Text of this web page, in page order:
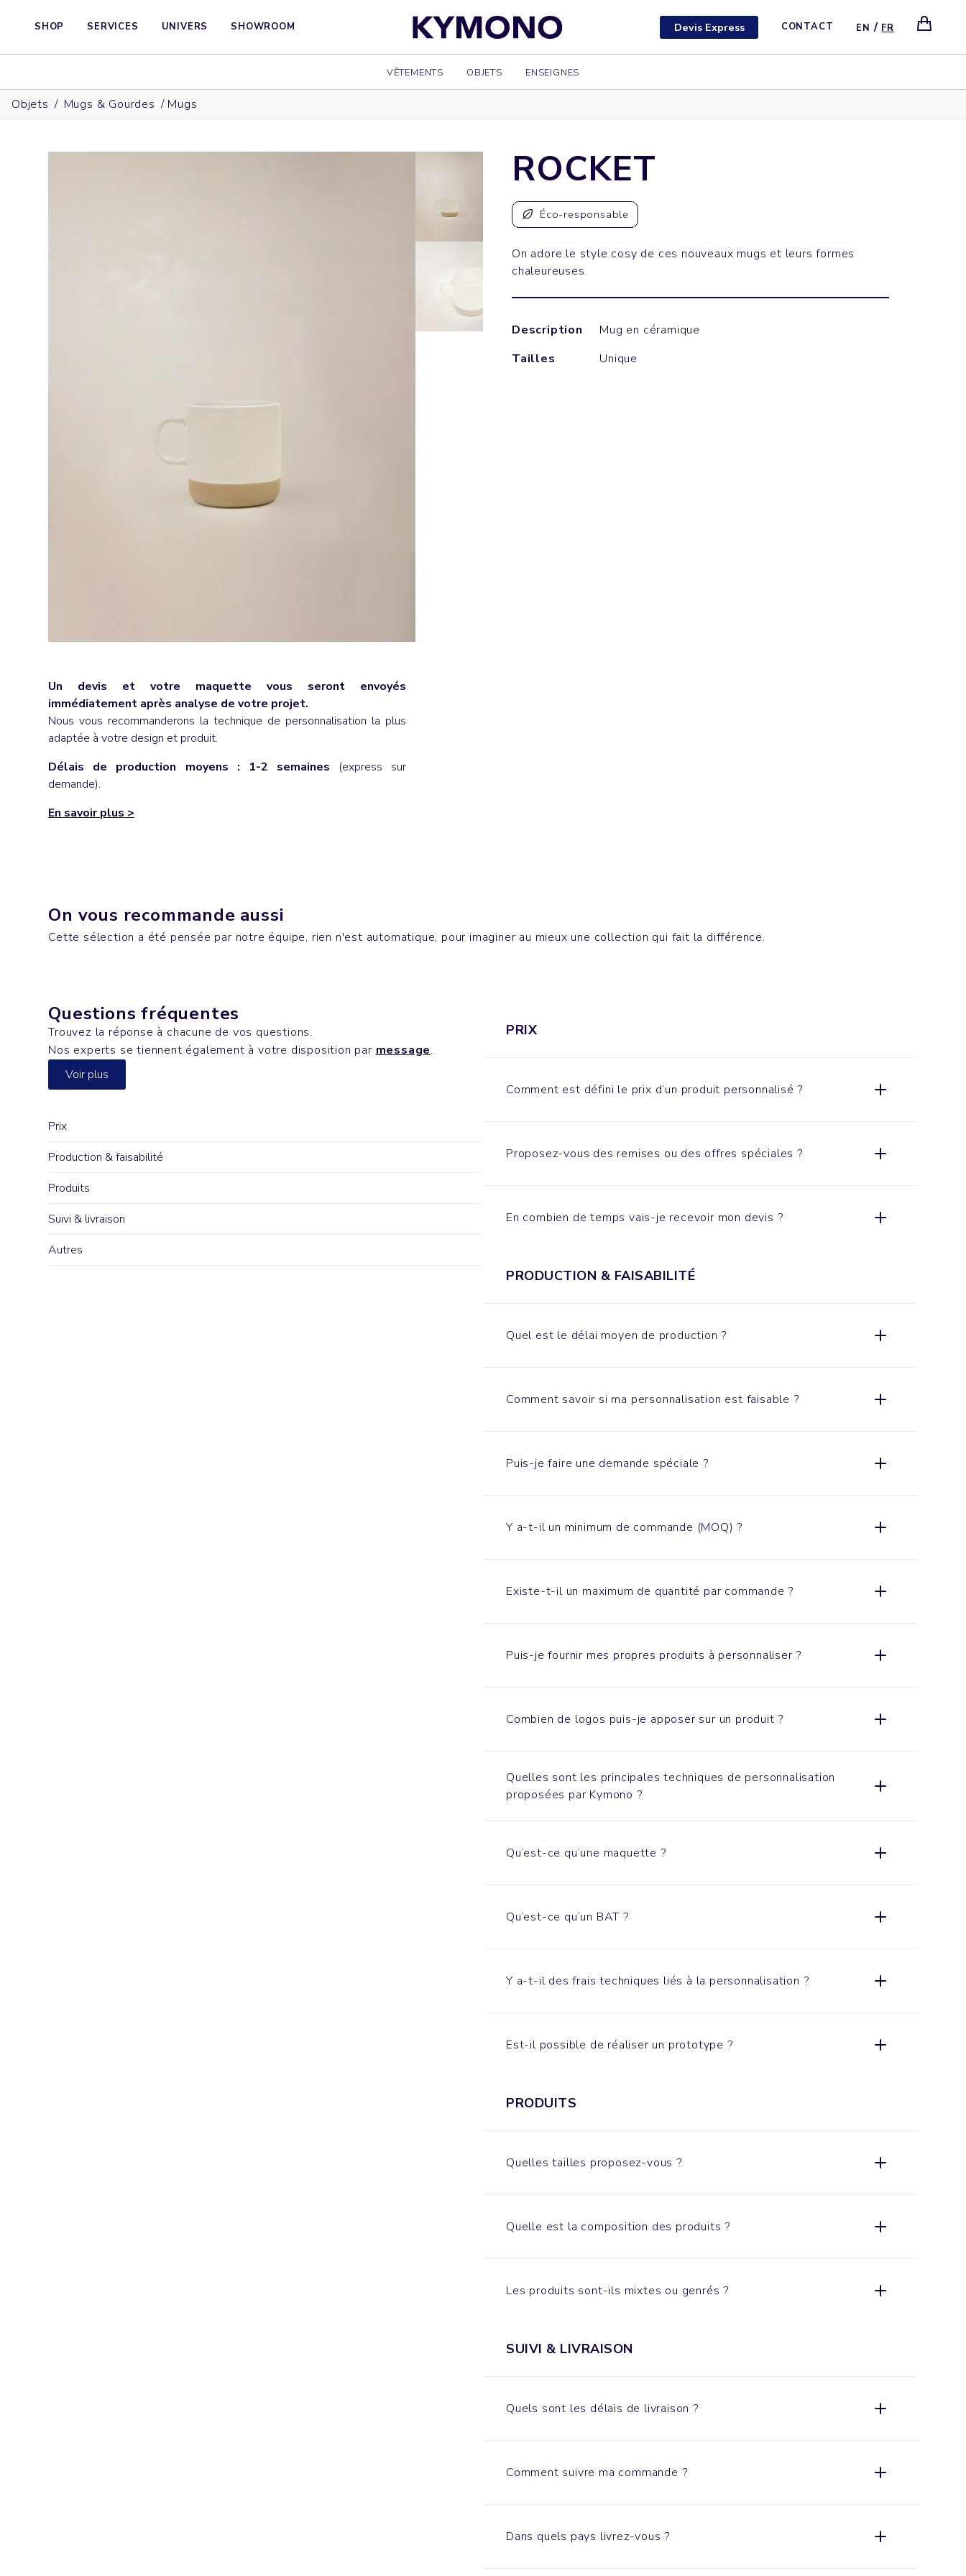
SHOP SERVICES UNIVERS SHOWROOM Devis Express CONTACT EN / FR
VÊTEMENTS OBJETS ENSEIGNES
Objets / Mugs & Gourdes / Mugs
Un devis et votre maquette vous seront envoyés
immédiatement après analyse de votre projet.
Nous vous recommanderons la technique de personnalisation la plus
adaptée à votre design et produit.
Délais de production moyens : 1-2 semaines
(express sur
demande).
En savoir plus >
ROCKET
Éco-responsable
On adore le style cosy de ces nouveaux mugs et leurs formes
chaleureuses.
Description
Mug en céramique
Tailles
Unique
On vous recommande aussi
Cette sélection a été pensée par notre équipe, rien n'est automatique, pour imaginer au mieux une collection qui fait la différence.
Bureau
MOBB DEEP
Sacs
SHOPPING BAG
Questions fréquentes
Trouvez la réponse à chacune de vos questions.
Nos experts se tiennent également à votre disposition par message.
Voir plus
Prix
Production & faisabilité
Produits
Suivi & livraison
Autres
PRIX
Comment est défini le prix d’un produit personnalisé ?
Proposez-vous des remises ou des offres spéciales ?
En combien de temps vais-je recevoir mon devis ?
PRODUCTION & FAISABILITÉ
Quel est le délai moyen de production ?
Comment savoir si ma personnalisation est faisable ?
Puis-je faire une demande spéciale ?
Y a-t-il un minimum de commande (MOQ) ?
Existe-t-il un maximum de quantité par commande ?
Puis-je fournir mes propres produits à personnaliser ?
Combien de logos puis-je apposer sur un produit ?
Quelles sont les principales techniques de personnalisation
proposées par Kymono ?
Qu’est-ce qu’une maquette ?
Qu’est-ce qu’un BAT ?
Y a-t-il des frais techniques liés à la personnalisation ?
Est-il possible de réaliser un prototype ?
PRODUITS
Quelles tailles proposez-vous ?
Quelle est la composition des produits ?
Les produits sont-ils mixtes ou genrés ?
SUIVI & LIVRAISON
Quels sont les délais de livraison ?
Comment suivre ma commande ?
Dans quels pays livrez-vous ?